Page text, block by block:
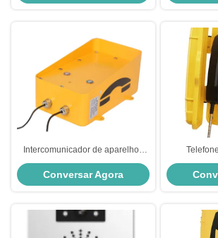
sala limpa
Intercomunicador de aparelhos
ABS PC personalizável com alto-
falante de 3W Amplificador de
30W e caixa DC 12V / AC 220V
Conversar Agora
analógico